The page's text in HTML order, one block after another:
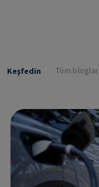
Keşfedin Tüm bloglar